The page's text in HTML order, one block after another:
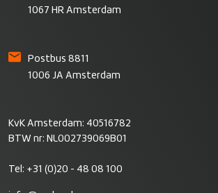
1067 HR Amsterdam
Postbus 8811
1006 JA Amsterdam
KvK Amsterdam: 40516782
BTW nr: NL002739069B01
Tel: +31 (0)20 - 48 08 100